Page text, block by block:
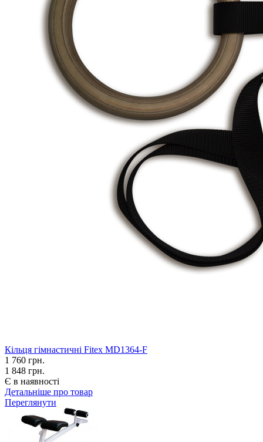
Кільця гімнастичні Fitex MD1364-F
1 760 грн.
1 848 грн.
Є в наявності
Детальніше про товар
Переглянути